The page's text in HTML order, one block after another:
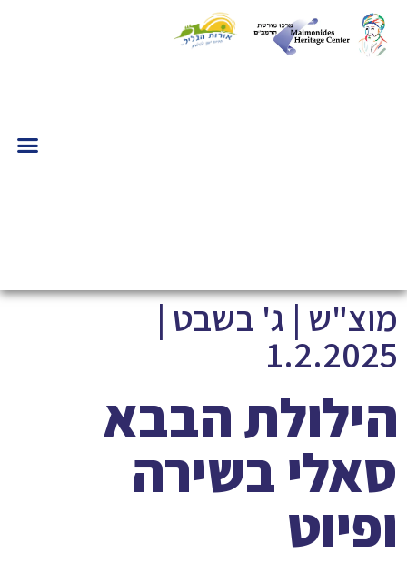
מוצ"ש | ג' בשבט |
1.2.2025
הילולת הבבא
סאלי בשירה
ופיוט